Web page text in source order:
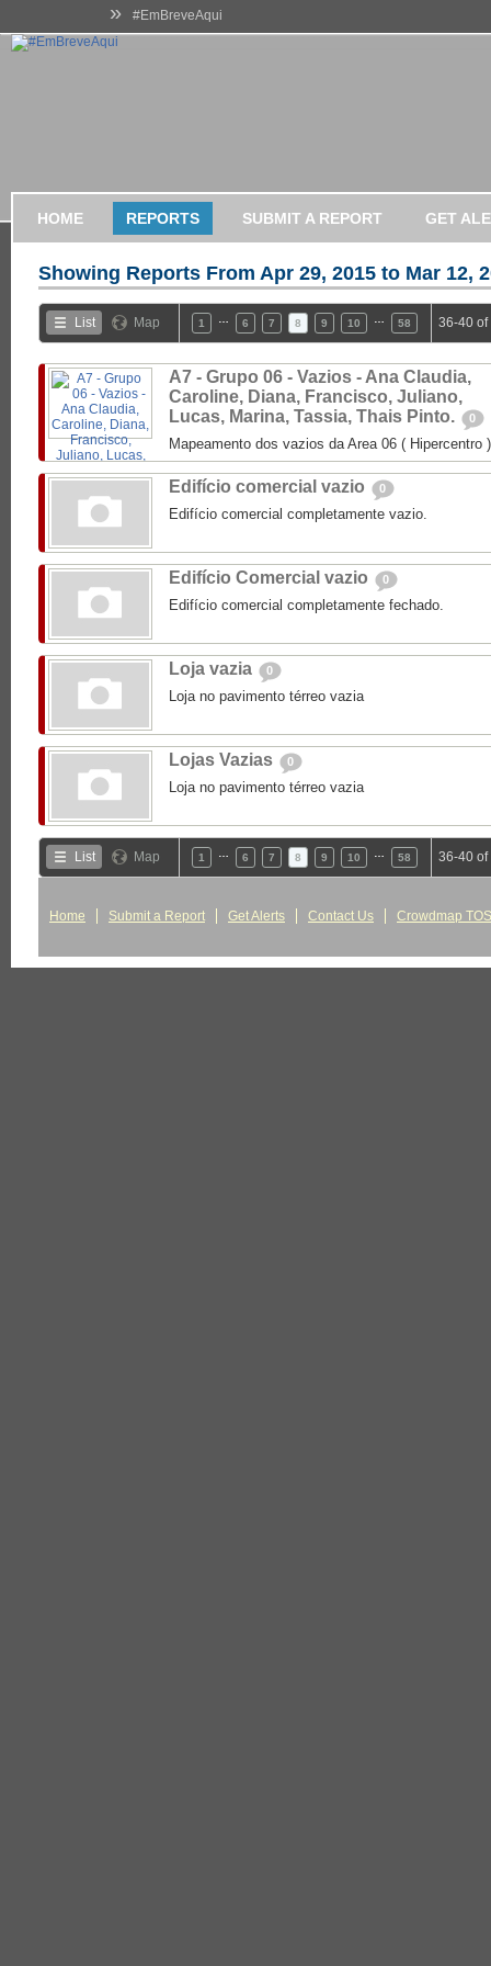
» #EmBreveAqui
HOME REPORTS SUBMIT A REPORT GET
Showing Reports From Apr 29, 2015 to Mar 12,
List Map 1 6 7 8 9 10 58 36-40 of
A7 - Grupo 06 - Vazios - Ana Claudia,
Caroline, Diana, Francisco, Juliano,
Lucas, Marina, Tassia, Thais Pinto.
0
Mapeamento dos vazios da Area 06 ( Hipercentro
Edifício comercial vazio 0
Edifício comercial completamente vazio.
Edifício Comercial vazio 0
Edifício comercial completamente fechado.
Loja vazia 0
Loja no pavimento térreo vazia
Lojas Vazias 0
Loja no pavimento térreo vazia
List Map 1 6 7 8 9 10 58 36-40 of
Home Submit a Report Get Alerts Contact Us Crowdmap TOS